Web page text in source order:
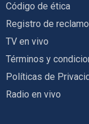
Código de ética
Registro de
TV en vivo
Términos y
Políticas de
Radio en vivo